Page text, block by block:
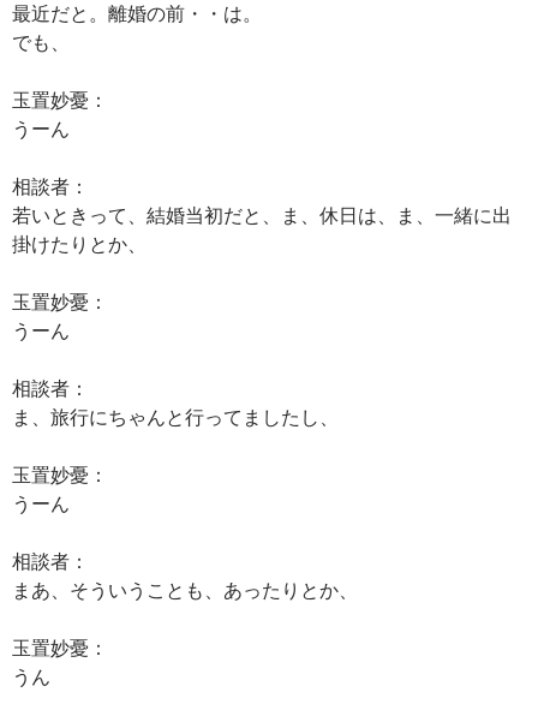
最近だと。離婚の前・・は。
でも、
玉置妙憂：
うーん
相談者：
若いときって、結婚当初だと、ま、休日は、ま、一緒に出
掛けたりとか、
玉置妙憂：
うーん
相談者：
ま、旅行にちゃんと行ってましたし、
玉置妙憂：
うーん
相談者：
まあ、そういうことも、あったりとか、
玉置妙憂：
うん